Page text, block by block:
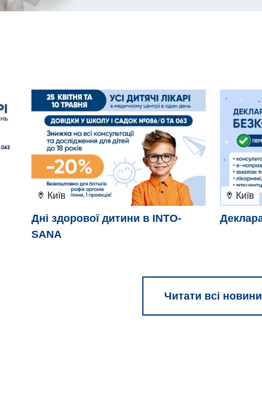
Київ
Дні здорової дитини в INTO-
SANA
Київ
Читати всі новини